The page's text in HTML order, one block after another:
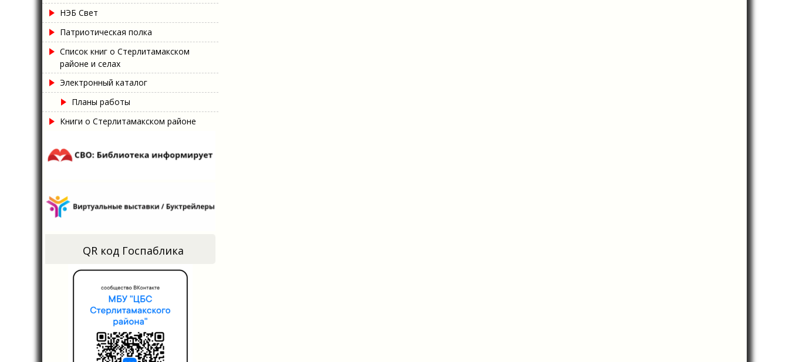
НЭБ Свет
Патриотическая полка
Список книг о Стерлитамакском
районе и селах
Электронный каталог
Планы работы
Книги о Стерлитамакском районе
QR код Госпаблика